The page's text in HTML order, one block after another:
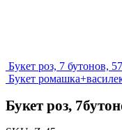
Букет роз, 7 бутонов,
Букет
Букет роз,